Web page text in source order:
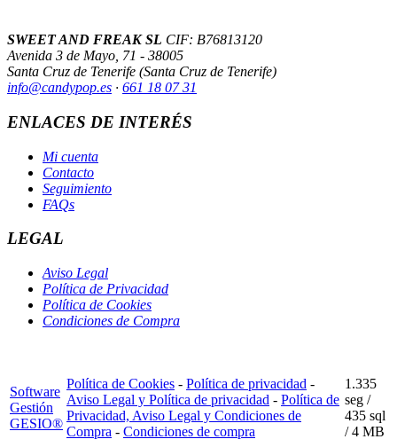
SWEET AND FREAK SL CIF: B76813120
Avenida 3 de Mayo, 71 - 38005
Santa Cruz de Tenerife (Santa Cruz de Tenerife)
info@candypop.es · 661 18 07 31
ENLACES DE INTERÉS
Mi cuenta
Contacto
Seguimiento
FAQs
LEGAL
Aviso Legal
Política de Privacidad
Política de Cookies
Condiciones de Compra
Software
Gestión
GESIO®
Política de Cookies - Política de privacidad -
Aviso Legal y Política de privacidad - Política de
Privacidad, Aviso Legal y Condiciones de
Compra - Condiciones de compra
1.335
seg /
435 sql
/ 4 MB